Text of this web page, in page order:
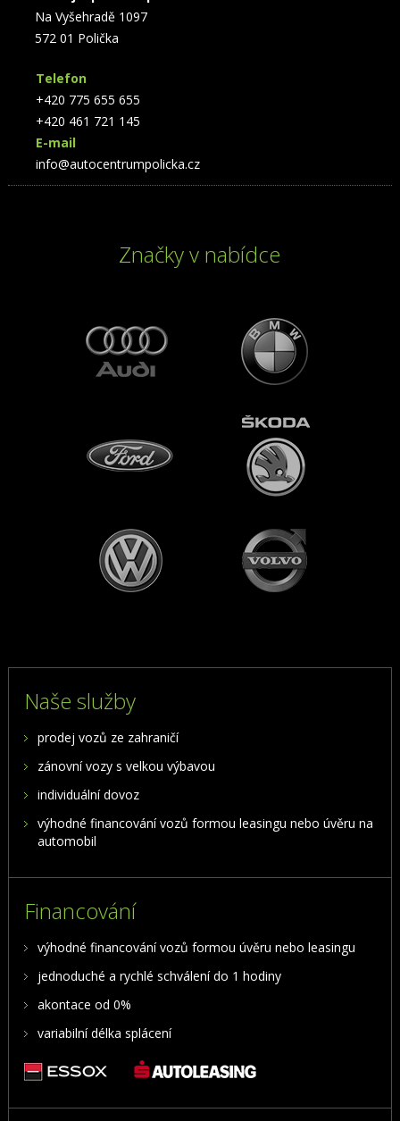
Na Vyšehradě 1097
572 01 Polička
Telefon
+420 775 655 655
+420 461 721 145
E-mail
info@autocentrumpolicka.cz
Značky v nabídce
Naše služby
prodej vozů ze zahraničí
zánovní vozy s velkou výbavou
individuální dovoz
výhodné financování vozů formou leasingu nebo úvěru na
automobil
Financování
výhodné financování vozů formou úvěru nebo leasingu
jednoduché a rychlé schválení do 1 hodiny
akontace od 0%
variabilní délka splácení